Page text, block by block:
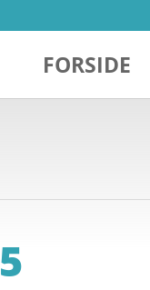
FORSIDE